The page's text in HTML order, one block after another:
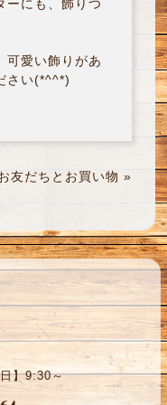
ーにも、飾りつ
可愛い飾りがあ
さい(*^^*)
友だちとお買い物 »
】9:30～